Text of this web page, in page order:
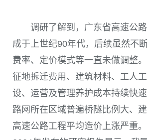
调研了解到，广东省高速公
成于上世纪90年代，后续虽然不
费率、定价模式等一直未做调整
征地拆迁费用、建筑材料、工人
设、运营及管理养护成本持续快
路网所在区域普遍桥隧比例大、
高速公路工程平均造价上涨严重